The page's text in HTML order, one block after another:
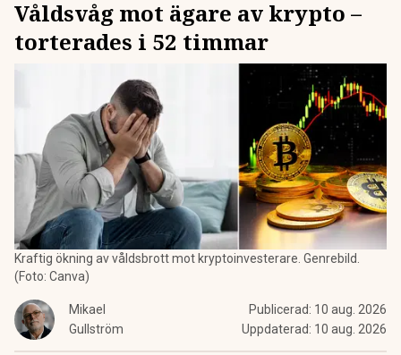
Våldsvåg mot ägare av krypto –
torterades i 52 timmar
Kraftig ökning av våldsbrott mot kryptoinvesterare. Genrebild.
(Foto: Canva)
Mikael
Gullström
Publicerad: 10 aug. 2026
Uppdaterad: 10 aug. 2026